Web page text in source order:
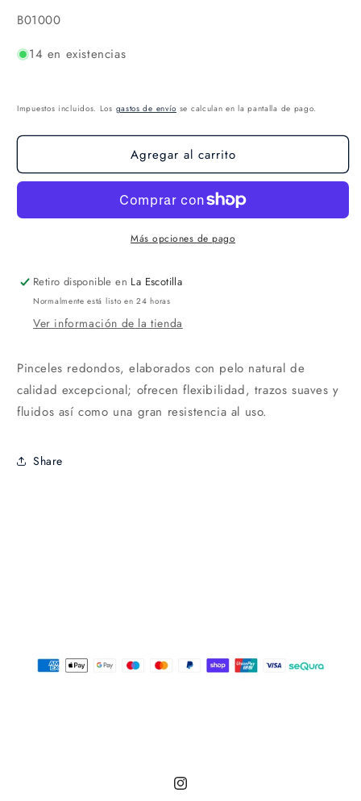
SKU:
B01000
14 en existencias
Impuestos incluidos. Los gastos de envío se calculan en la pantalla de pago.
Agregar al carrito
Más opciones de pago
Retiro disponible en La Escotilla
Normalmente está listo en 24 horas
Ver información de la tienda
Pinceles redondos, elaborados con pelo natural de
calidad excepcional; ofrecen flexibilidad, trazos suaves y
fluidos así como una gran resistencia al uso.
Share
Instagram